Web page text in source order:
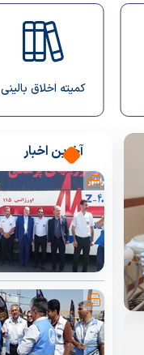
انتقالات پرسنل
آخرین اخبار